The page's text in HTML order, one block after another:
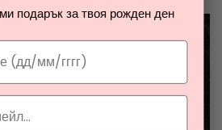
подарък за твоя рожден ден